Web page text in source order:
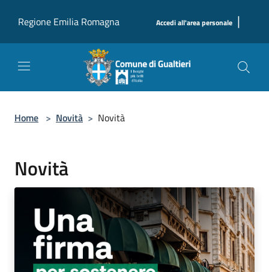
Regione Emilia Romagna
Accedi all'area personale |
Home > Novità > Novità
Novità